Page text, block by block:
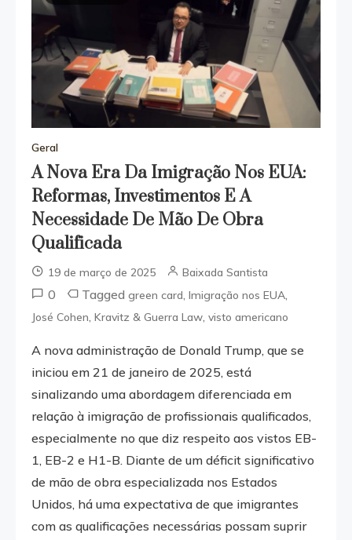
Geral
A Nova Era Da Imigração Nos EUA:
Reformas, Investimentos E A
Necessidade De Mão De Obra
Qualificada
19 de março de 2025 Baixada Santista
0 Tagged green card Imigração nos EUA
José Cohen Kravitz & Guerra Law visto americano
A nova administração de Donald Trump, que se
iniciou em 21 de janeiro de 2025, está
sinalizando uma abordagem diferenciada em
relação à imigração de profissionais qualificados,
especialmente no que diz respeito aos vistos EB-
1, EB-2 e H1-B. Diante de um déficit significativo
de mão de obra especializada nos Estados
Unidos, há uma expectativa de que imigrantes
com as qualificações necessárias possam suprir